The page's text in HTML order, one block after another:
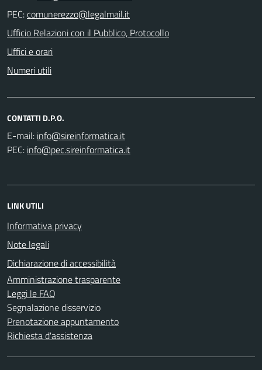
PEC:
Ufficio Relazioni con il Pubblico, Protocollo
Uffici e orari
Numeri utili
CONTATTI D.P.O.
E-mail:
PEC:
LINK UTILI
Informativa privacy
Note legali
Dichiarazione di accessibilità
Amministrazione trasparente
Leggi le FAQ
Segnalazione disservizio
Prenotazione appuntamento
Richiesta d'assistenza